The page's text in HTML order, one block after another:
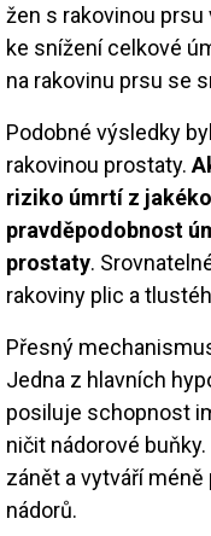
žen s rakovinou
ke snížení celkové
na rakovinu prsu se
Podobné výsledky
rakovinou prostaty.
riziko úmrtí z
pravděpodobnost
prostaty.
rakoviny plic a
Přesný
Jedna z hlavních
posiluje schopnost
ničit nádorové
zánět a vytváří
nádorů.